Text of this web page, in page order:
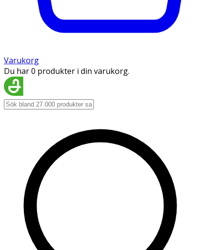
Varukorg
Du har 0 produkter i din varukorg.